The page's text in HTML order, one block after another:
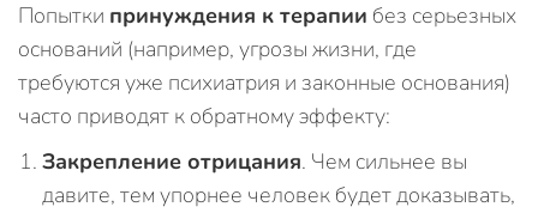
Попытки принуждения к терапии без серьезных
оснований (например, угрозы жизни, где
требуются уже психиатрия и законные основания)
часто приводят к обратному эффекту:
Закрепление отрицания. Чем сильнее вы
давите, тем упорнее человек будет доказывать,